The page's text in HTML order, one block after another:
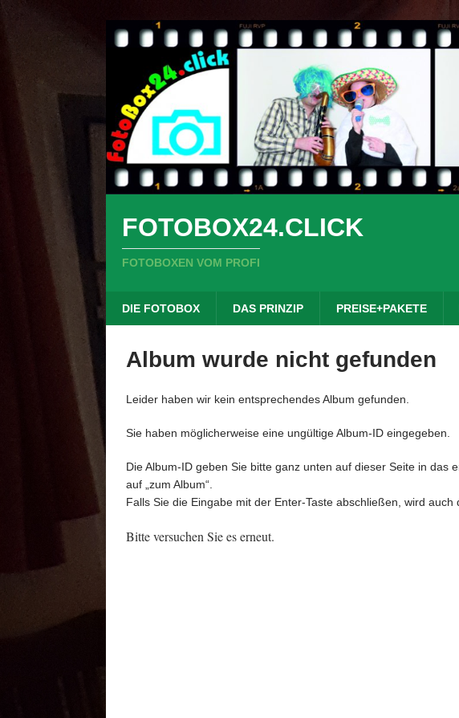
FOTOBOX24.CLICK
FOTOBOXEN VOM PROFI
DIE FOTOBOX DAS PRINZIP PREISE+PAKETE
Album wurde nicht gefunden
Leider haben wir kein entsprechendes Album gefunden.
Sie haben möglicherweise eine ungültige Album-ID eingegeben.
Die Album-ID geben Sie bitte ganz unten auf dieser Seite in das
auf „zum Album“.
Falls Sie die Eingabe mit der Enter-Taste abschließen, wird auch
Bitte versuchen Sie es erneut.